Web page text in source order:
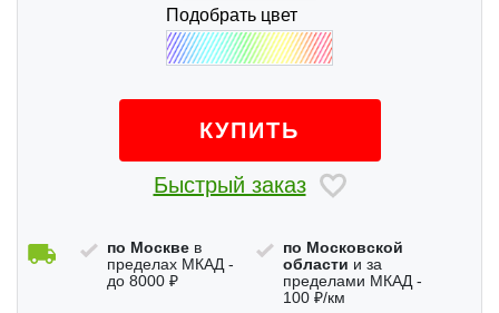
Подобрать цвет
КУПИТЬ
Быстрый заказ
по Москве в
пределах МКАД -
до 8000 ₽
по Московской
области и за
пределами МКАД -
100 ₽/км